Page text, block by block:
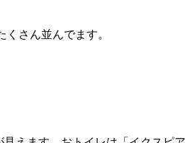
さん並んでます。